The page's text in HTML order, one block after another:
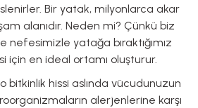
Bir yatak, milyonlarca akar
alanıdır. Neden mi? Çünkü biz
nefesimizle yatağa bıraktığımız
için en ideal ortamı oluşturur.
o bitkinlik hissi aslında vücudunuzun
alerjenlerine karşı